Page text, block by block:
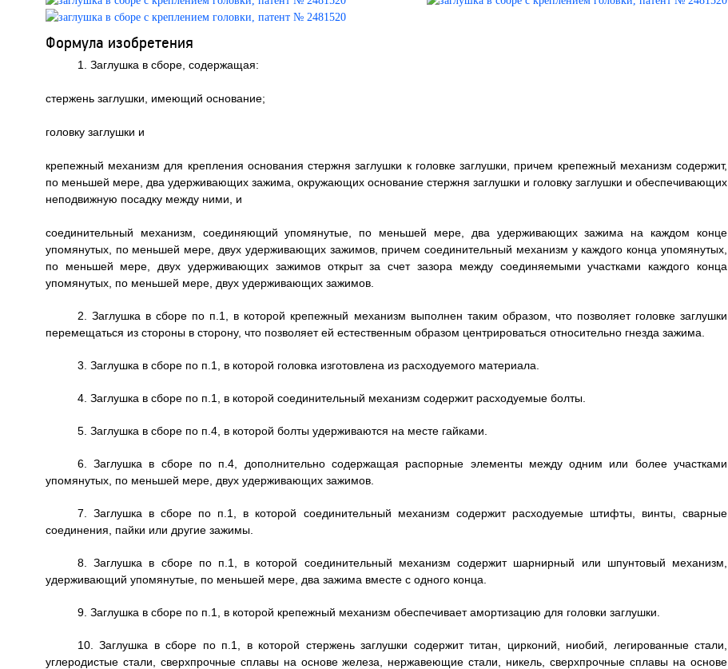
Формула изобретения
1. Заглушка в сборе, содержащая:
стержень заглушки, имеющий основание;
головку заглушки и
крепежный механизм для крепления основания стержня заглушки к головке заглушки, причем крепежный механизм содержит,
по меньшей мере, два удерживающих зажима, окружающих основание стержня заглушки и головку заглушки и обеспечивающих
неподвижную посадку между ними, и
соединительный механизм, соединяющий упомянутые, по меньшей мере, два удерживающих зажима на каждом конце
упомянутых, по меньшей мере, двух удерживающих зажимов, причем соединительный механизм у каждого конца упомянутых,
по меньшей мере, двух удерживающих зажимов открыт за счет зазора между соединяемыми участками каждого конца
упомянутых, по меньшей мере, двух удерживающих зажимов.
2. Заглушка в сборе по п.1, в которой крепежный механизм выполнен таким образом, что позволяет головке заглушки
перемещаться из стороны в сторону, что позволяет ей естественным образом центрироваться относительно гнезда зажима.
3. Заглушка в сборе по п.1, в которой головка изготовлена из расходуемого материала.
4. Заглушка в сборе по п.1, в которой соединительный механизм содержит расходуемые болты.
5. Заглушка в сборе по п.4, в которой болты удерживаются на месте гайками.
6. Заглушка в сборе по п.4, дополнительно содержащая распорные элементы между одним или более участками
упомянутых, по меньшей мере, двух удерживающих зажимов.
7. Заглушка в сборе по п.1, в которой соединительный механизм содержит расходуемые штифты, винты, сварные
соединения, пайки или другие зажимы.
8. Заглушка в сборе по п.1, в которой соединительный механизм содержит шарнирный или шпунтовый механизм,
удерживающий упомянутые, по меньшей мере, два зажима вместе с одного конца.
9. Заглушка в сборе по п.1, в которой крепежный механизм обеспечивает амортизацию для головки заглушки.
10. Заглушка в сборе по п.1, в которой стержень заглушки содержит титан, цирконий, ниобий, легированные стали,
углеродистые стали, сверхпрочные сплавы на основе железа, нержавеющие стали, никель, сверхпрочные сплавы на основе